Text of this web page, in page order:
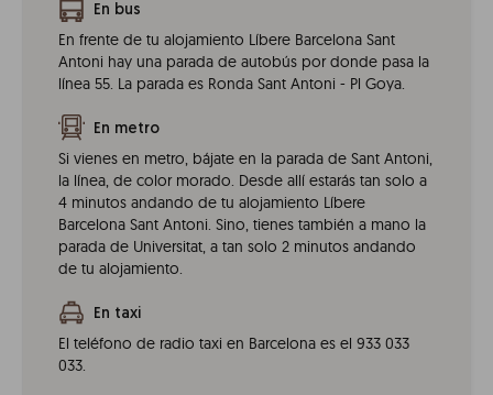
En bus
En frente de tu alojamiento Líbere Barcelona Sant
Antoni hay una parada de autobús por donde pasa la
línea 55. La parada es Ronda Sant Antoni - Pl Goya.
En metro
Si vienes en metro, bájate en la parada de Sant Antoni,
la línea, de color morado. Desde allí estarás tan solo a
4 minutos andando de tu alojamiento Líbere
Barcelona Sant Antoni. Sino, tienes también a mano la
parada de Universitat, a tan solo 2 minutos andando
de tu alojamiento.
En taxi
El teléfono de radio taxi en Barcelona es el 933 033
033.